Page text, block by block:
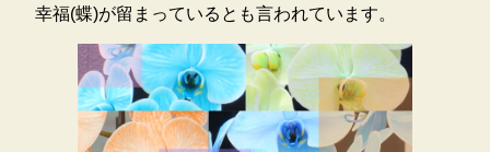
色合いについて
エレガンスシリーズは、特殊な技術で染められた胡蝶
幸福(蝶)が留まっているとも言われています。